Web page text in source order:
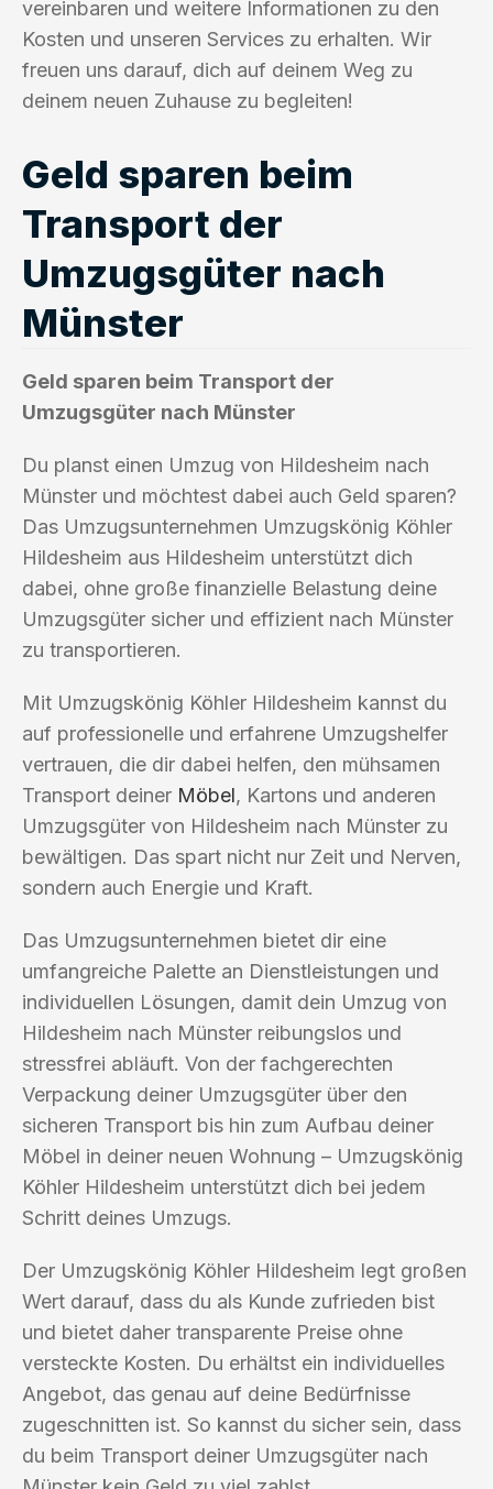
vereinbaren und weitere Informationen zu den
Kosten und unseren Services zu erhalten. Wir
freuen uns darauf, dich auf deinem Weg zu
deinem neuen Zuhause zu begleiten!
Geld sparen beim
Transport der
Umzugsgüter nach
Münster
Geld sparen beim Transport der
Umzugsgüter nach Münster
Du planst einen Umzug von Hildesheim nach
Münster und möchtest dabei auch Geld sparen?
Das Umzugsunternehmen Umzugskönig Köhler
Hildesheim aus Hildesheim unterstützt dich
dabei, ohne große finanzielle Belastung deine
Umzugsgüter sicher und effizient nach Münster
zu transportieren.
Mit Umzugskönig Köhler Hildesheim kannst du
auf professionelle und erfahrene Umzugshelfer
vertrauen, die dir dabei helfen, den mühsamen
Transport deiner Möbel, Kartons und anderen
Umzugsgüter von Hildesheim nach Münster zu
bewältigen. Das spart nicht nur Zeit und Nerven,
sondern auch Energie und Kraft.
Das Umzugsunternehmen bietet dir eine
umfangreiche Palette an Dienstleistungen und
individuellen Lösungen, damit dein Umzug von
Hildesheim nach Münster reibungslos und
stressfrei abläuft. Von der fachgerechten
Verpackung deiner Umzugsgüter über den
sicheren Transport bis hin zum Aufbau deiner
Möbel in deiner neuen Wohnung – Umzugskönig
Köhler Hildesheim unterstützt dich bei jedem
Schritt deines Umzugs.
Der Umzugskönig Köhler Hildesheim legt großen
Wert darauf, dass du als Kunde zufrieden bist
und bietet daher transparente Preise ohne
versteckte Kosten. Du erhältst ein individuelles
Angebot, das genau auf deine Bedürfnisse
zugeschnitten ist. So kannst du sicher sein, dass
du beim Transport deiner Umzugsgüter nach